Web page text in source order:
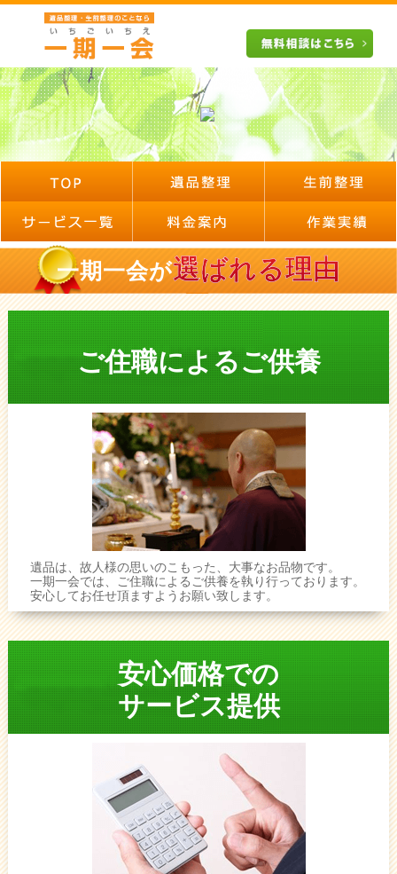
一期一会が選ばれる理由
ご住職によるご供養
遺品は、故人様の思いのこもった、大事なお品物です。
一期一会では、ご住職によるご供養を執り行っております。
安心してお任せ頂ますようお願い致します。
安心価格での
サービス提供